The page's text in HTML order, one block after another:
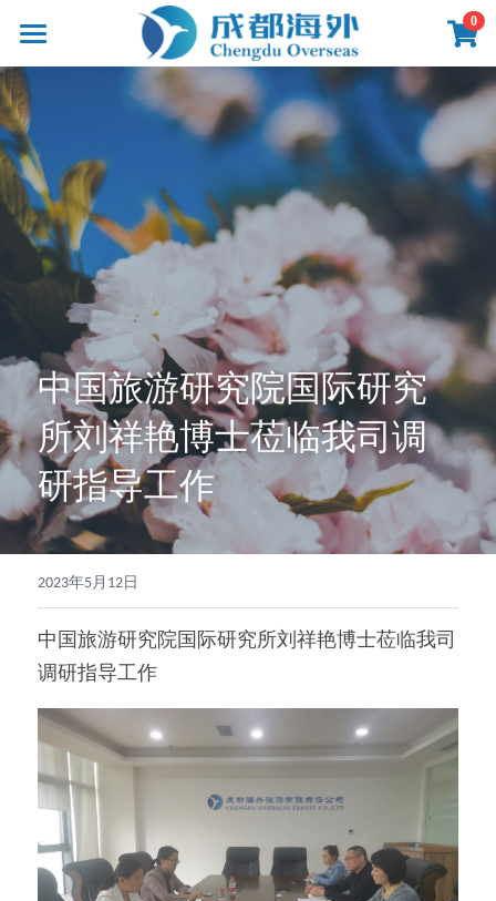
0
影像
新闻
关于
联系
提供技术支持
中国旅游研究院国际研究
所刘祥艳博士莅临我司调
研指导工作
2023年5月12日
中国旅游研究院国际研究所刘祥艳博士莅临我司
调研指导工作
×
商品分类
所有商品分类
线路